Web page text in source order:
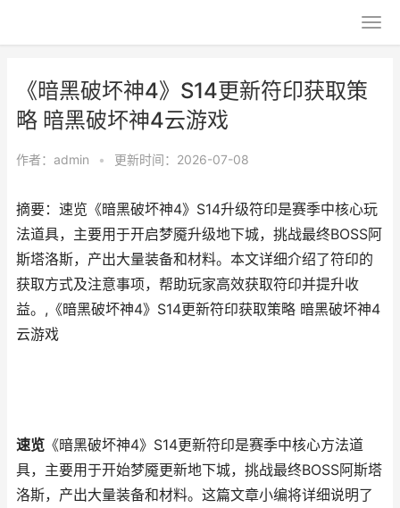
《暗黑破坏神4》S14更新符印获取策
略 暗黑破坏神4云游戏
作者： admin • 更新时间：2026-07-08
摘要：速览《暗黑破坏神4》S14升级符印是赛季中核心玩
法道具，主要用于开启梦魇升级地下城，挑战最终BOSS阿
斯塔洛斯，产出大量装备和材料。本文详细介绍了符印的
获取方式及注意事项，帮助玩家高效获取符印并提升收
益。,《暗黑破坏神4》S14更新符印获取策略 暗黑破坏神4
云游戏
速览 《暗黑破坏神4》S14更新符印是赛季中核心方法道
具，主要用于开始梦魇更新地下城，挑战最终BOSS阿斯塔
洛斯，产出大量装备和材料。这篇文章小编将详细说明了